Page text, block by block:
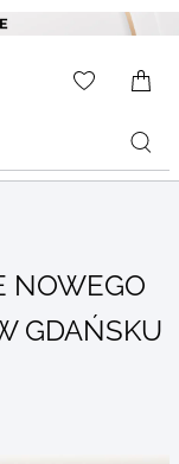
NOWEGO
GDAŃSKU